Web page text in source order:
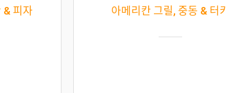
& 피자 아메리칸 그릴, 중동 & 터키